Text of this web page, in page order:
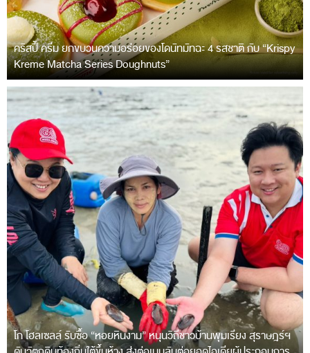
คริสปี้ ครีม ยกขบวนความอร่อยของโดนัทมัทฉะ 4 รสชาติ กับ “Krispy
Kreme Matcha Series Doughnuts”
โก โฮลเซลล์ รับซื้อ “หอยหินงาม” หนุนวิถีชาวบ้านพุมเรียง สุราษฎร์ฯ